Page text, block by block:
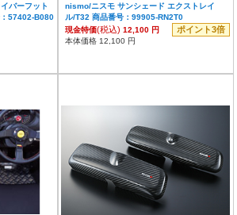
バーフット
57402-B080
nismo/ニスモ サンシェード エクストレイ
ル/T32 商品番号：99905-RN2T0
現金特価(税込) 12,100 円 ポイント3倍
本体価格 12,100 円